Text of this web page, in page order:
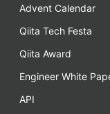
Advent Calendar
Qiita Tech Festa
Qiita Award
Engineer White
API